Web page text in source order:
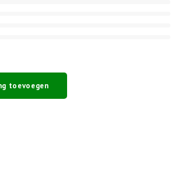
toevoegen